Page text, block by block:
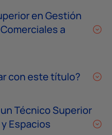
en Gestión
a
con este título?
Técnico Superior
Espacios